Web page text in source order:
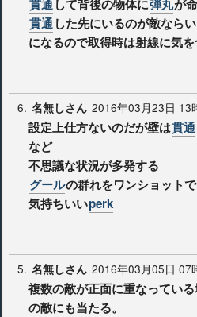
貫通して背後の物体に弾丸が
貫通した先にいるのが敵なら
になるので取得時は射線に気を
6. 名無しさん 2016年03月23日 13
設定上仕方ないのだが壁は貫通
など
不思議な状況が多発する
グールの群れをワンショット
気持ちいいperk
5. 名無しさん 2016年03月05日 07
複数の敵が正面に重なってい
の敵にも当たる。